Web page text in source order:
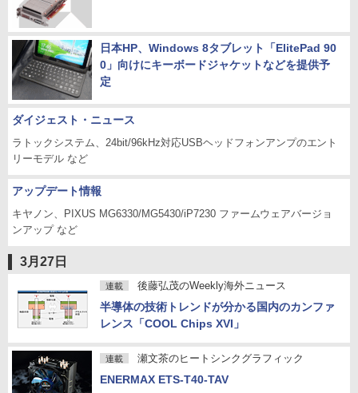
日本HP、Windows 8タブレット「ElitePad 90
0」向けにキーボードジャケットなどを提供予
定
ダイジェスト・ニュース
ラトックシステム、24bit/96kHz対応USBヘッドフォンアンプのエント
リーモデル など
アップデート情報
キヤノン、PIXUS MG6330/MG5430/iP7230 ファームウェアバージョ
ンアップ など
3月27日
連載 後藤弘茂のWeekly海外ニュース
半導体の技術トレンドが分かる国内のカンファ
レンス「COOL Chips XVI」
連載 瀬文茶のヒートシンクグラフィック
ENERMAX ETS-T40-TAV